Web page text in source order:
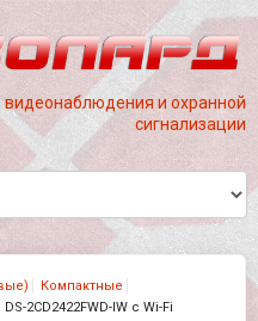
видеонаблюдения и охранной
сигнализации
Компактные
2CD2422FWD-IW с Wi-Fi